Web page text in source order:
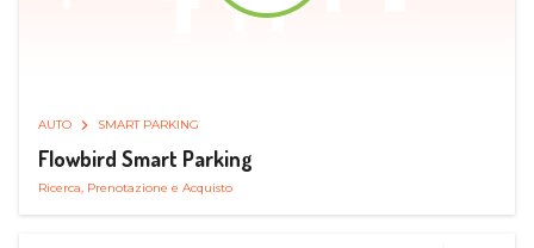
AUTO SMART PARKING
Flowbird Smart Parking
Ricerca, Prenotazione e Acquisto